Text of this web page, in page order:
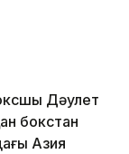
Дәулет
бокстан
Азия